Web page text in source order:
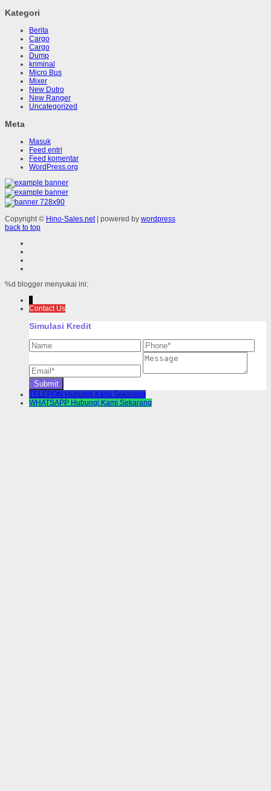
Kategori
Berita
Cargo
Cargo
Dump
kriminal
Micro Bus
Mixer
New Dutro
New Ranger
Uncategorized
Meta
Masuk
Feed entri
Feed komentar
WordPress.org
Copyright © Hino-Sales.net| powered by wordpress
back to top
%d blogger menyukai ini:
↓
Contact Us
Simulasi Kredit
TELEPON Hubungi Kami Sekarang
WHATSAPP Hubungi Kami Sekarang